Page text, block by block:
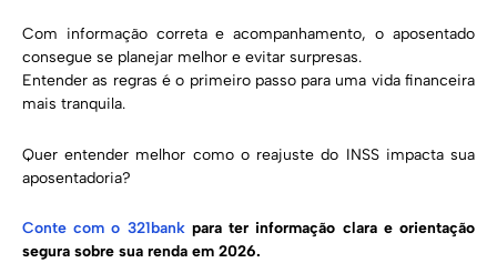
Com informação correta e acompanhamento, o aposentado
consegue se planejar melhor e evitar surpresas.
Entender as regras é o primeiro passo para uma vida financeira
mais tranquila.
Quer entender melhor como o reajuste do INSS impacta sua
aposentadoria?
Conte com o 321bankpara ter informação clara e orientação
segura sobre sua renda em 2026.